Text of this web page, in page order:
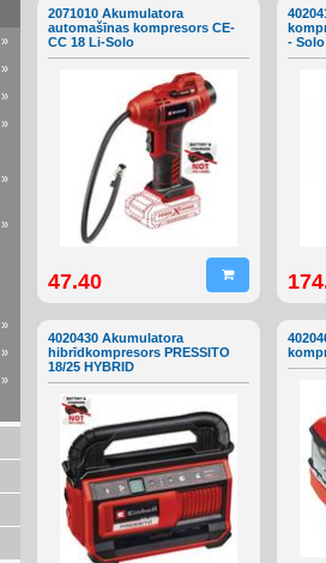
»
»
»
»
»
»
»
»
»
2071010 Akumulatora
automašīnas kompresors CE-
CC 18 Li-Solo
47.40
- Solo
4020430 Akumulatora
hibrīdkompresors PRESSITO
18/25 HYBRID